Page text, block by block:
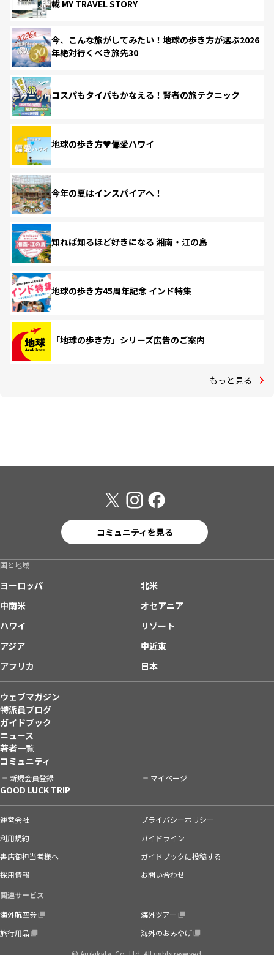
載 MY TRAVEL STORY
今、こんな旅がしてみたい！地球の歩き方が選ぶ2026
年絶対行くべき旅先30
コスパもタイパもかなえる！賢者の旅テクニック
地球の歩き方♥偏愛ハワイ
今年の夏はインスパイアへ！
知れば知るほど好きになる 湘南・江の島
地球の歩き方45周年記念 インド特集
「地球の歩き方」シリーズ広告のご案内
もっと見る
コミュニティを見る
国と地域
ヨーロッパ
北米
中南米
オセアニア
ハワイ
リゾート
アジア
中近東
アフリカ
日本
ウェブマガジン
特派員ブログ
ガイドブック
ニュース
著者一覧
コミュニティ
新規会員登録 マイページ
GOOD LUCK TRIP
運営会社
プライバシーポリシー
利用規約
ガイドライン
書店御担当者様へ
ガイドブックに投稿する
採用情報
お問い合わせ
関連サービス
海外航空券
海外ツアー
旅行用品
海外のおみやげ